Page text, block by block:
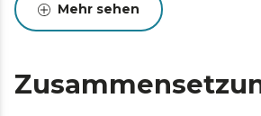
Mehr sehen